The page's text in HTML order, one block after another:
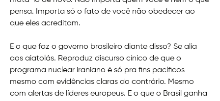
pensa. Importa só o fato de você não obedecer ao
que eles acreditam.
E o que faz o governo brasileiro diante disso? Se alia
aos aiatolás. Reproduz discurso cínico de que o
programa nuclear iraniano é só pra fins pacíficos
mesmo com evidências claras do contrário. Mesmo
com alertas de líderes europeus. E o que o Brasil ganha